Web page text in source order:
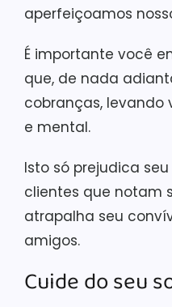
aperfeiçoamos
É importante você
que, de nada
cobranças,
e mental.
Isto só prejudica
clientes que notam
atrapalha seu
amigos.
Cuide do seu